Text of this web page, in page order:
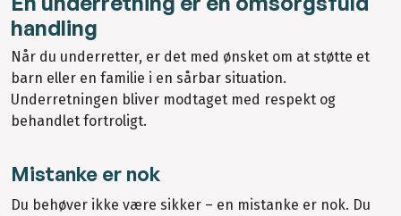
handling
Når du underretter, er det med ønsket om at støtte et
barn eller en familie i en sårbar situation.
Underretningen bliver modtaget med respekt og
behandlet fortroligt.
Mistanke er nok
Du behøver ikke være sikker – en mistanke er nok. Du